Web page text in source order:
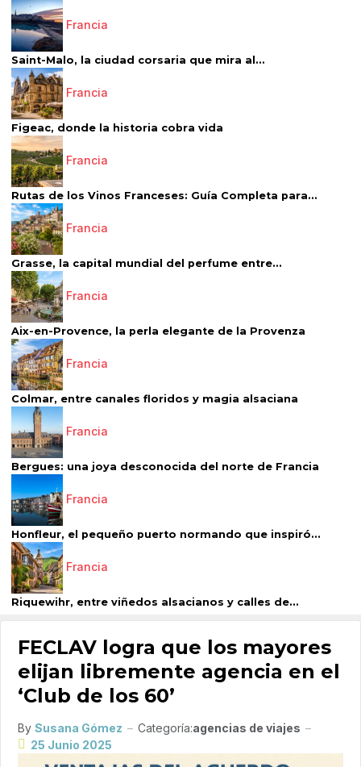
Francia
Saint-Malo, la ciudad corsaria que mira al...
Francia
Figeac, donde la historia cobra vida
Francia
Rutas de los Vinos Franceses: Guía Completa para...
Francia
Grasse, la capital mundial del perfume entre...
Francia
Aix-en-Provence, la perla elegante de la Provenza
Francia
Colmar, entre canales floridos y magia alsaciana
Francia
Bergues: una joya desconocida del norte de Francia
Francia
Honfleur, el pequeño puerto normando que inspiró...
Francia
Riquewihr, entre viñedos alsacianos y calles de...
FECLAV logra que los mayores
elijan libremente agencia en el
‘Club de los 60’
By Susana Gómez Categoría:agencias de viajes
25 Junio 2025